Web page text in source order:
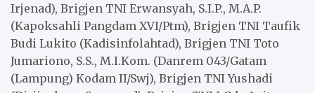
Irjenad), Brigjen TNI Erwansyah, S.I.P., M.A.P.
(Kapoksahli Pangdam XVI/Ptm), Brigjen TNI Taufik
Budi Lukito (Kadisinfolahtad), Brigjen TNI Toto
Jumariono, S.S., M.I.Kom. (Danrem 043/Gatam
(Lampung) Kodam II/Swj), Brigjen TNI Yushadi